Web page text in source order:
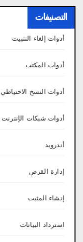
التصنيفات
أدوات إلغاء التثبيت
أدوات المكتب
أدوات النسخ الاحتياطي
أدوات شبكات الإنترنت
أندرويد
إدارة القرص
إنشاء المثبت
استرداد البيانات